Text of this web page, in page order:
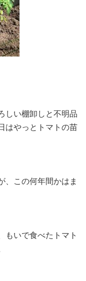
しい棚卸しと不明品
はやっとトマトの苗
、この何年間かはま
もいで食べたトマト